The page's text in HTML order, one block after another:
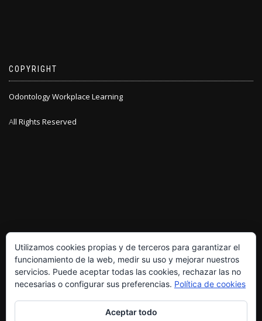
COPYRIGHT
Odontology Workplace Learning
All Rights Reserved
POLÍTICA DE PRIVACIDAD
Utilizamos cookies propias y de terceros para garantizar el
funcionamiento de la web, medir su uso y mejorar nuestros
servicios. Puede aceptar todas las cookies, rechazar las no
necesarias o configurar sus preferencias. Política de cookies
Aceptar todo